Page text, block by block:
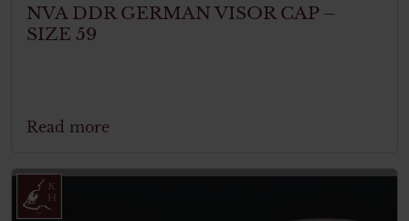
NVA DDR GERMAN VISOR CAP –
SIZE 59
Read more